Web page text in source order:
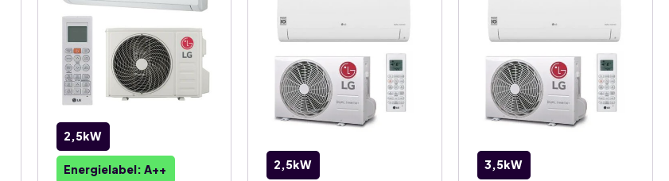
2,5kW
Energielabel: A++ 2,5kW 3,5kW